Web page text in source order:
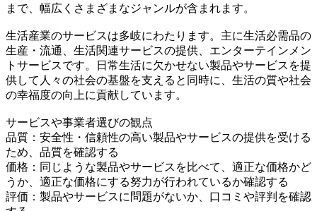
まで、幅広くさまざまなジャンルが含まれます。
生活産業のサービスは多岐にわたります。主に生活必需品の
生産・流通、生活関連サービスの提供、エンターテインメン
トサービスです。日常生活に欠かせない製品やサービスを提
供して人々の社会の基盤を支えると同時に、生活の質や社会
の幸福度の向上に貢献しています。
サービスや事業者選びの観点
品質：安全性・信頼性の高い製品やサービスの提供を受ける
ため、品質を確認する
価格：同じような製品やサービスを比べて、適正な価格かど
うか、適正な価格にする努力が行われているか確認する
評価：製品やサービスに問題がないか、口コミや評判を確認